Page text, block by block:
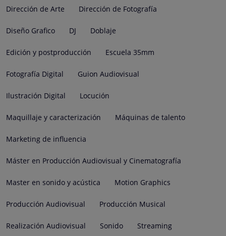
Dirección de Arte Dirección de Fotografía
Diseño Grafico DJ Doblaje
Edición y postproducción Escuela 35mm
Fotografía Digital Guion Audiovisual
Ilustración Digital Locución
Maquillaje y caracterización Máquinas de talento
Marketing de influencia
Máster en Producción Audiovisual y Cinematografía
Master en sonido y acústica Motion Graphics
Producción Audiovisual Producción Musical
Realización Audiovisual Sonido Streaming